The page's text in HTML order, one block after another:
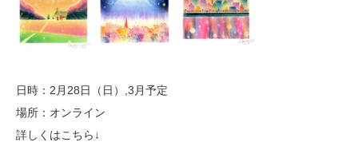
日時：2月28日（日）,3月予定
場所：オンライン
詳しくはこちら↓